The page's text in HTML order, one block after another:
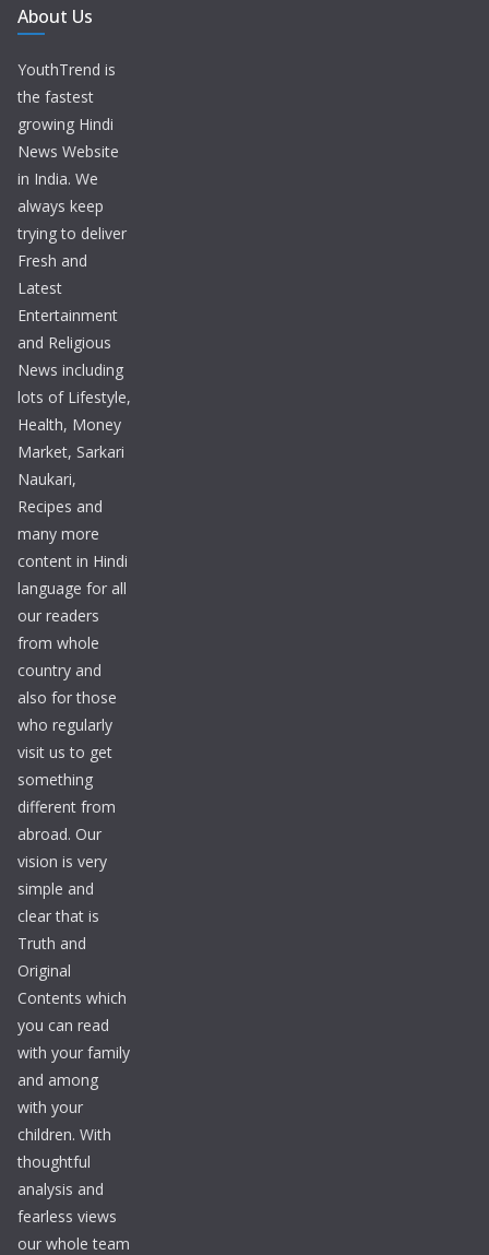
About Us
YouthTrend is
the fastest
growing Hindi
News Website
in India. We
always keep
trying to deliver
Fresh and
Latest
Entertainment
and Religious
News including
lots of Lifestyle,
Health, Money
Market, Sarkari
Naukari,
Recipes and
many more
content in Hindi
language for all
our readers
from whole
country and
also for those
who regularly
visit us to get
something
different from
abroad. Our
vision is very
simple and
clear that is
Truth and
Original
Contents which
you can read
with your family
and among
with your
children. With
thoughtful
analysis and
fearless views
our whole team